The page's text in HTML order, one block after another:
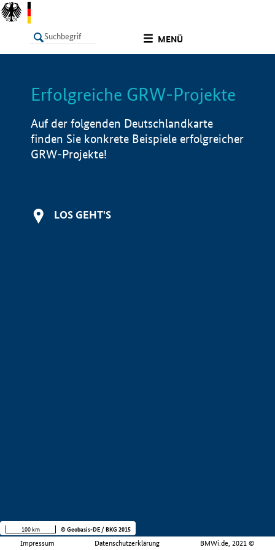
MENÜ
LISTE Info
Erfolgreiche GRW-Projekte
Auf der folgenden Deutschlandkarte
finden Sie konkrete Beispiele erfolgreicher
GRW-Projekte!
LOS GEHT'S
Impressum Datenschutzerklärung BMWi.de, 2021 ©
100 km © Geobasis-DE / BKG 2015